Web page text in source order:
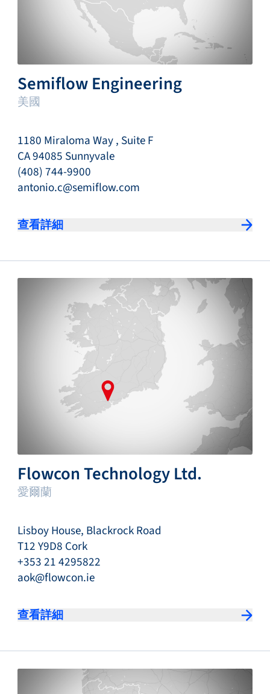
Semiflow Engineering
美國
1180 Miraloma Way , Suite F
CA 94085 Sunnyvale
(408) 744-9900
antonio.c@semiflow.com
查看詳細
Flowcon Technology Ltd.
愛爾蘭
Lisboy House, Blackrock Road
T12 Y9D8 Cork
+353 21 4295822
aok@flowcon.ie
查看詳細